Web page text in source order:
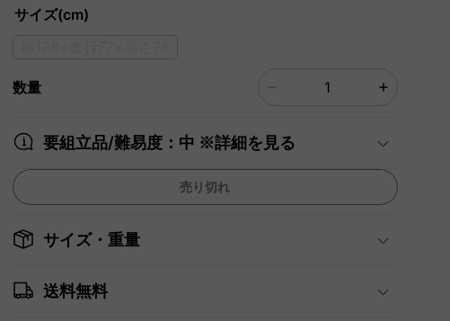
サイズ(cm)
数量
要組立品/難易度：中 ※詳細を見る
売り切れ
サイズ・重量
送料無料